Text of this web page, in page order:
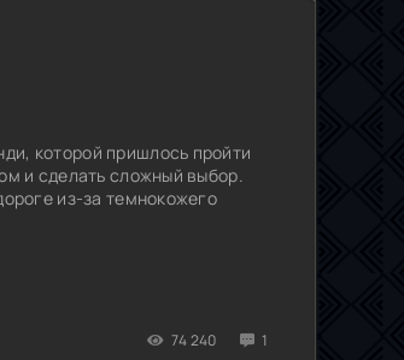
которой пришлось пройти
и сделать сложный выбор.
из-за темнокожего
74 240 1